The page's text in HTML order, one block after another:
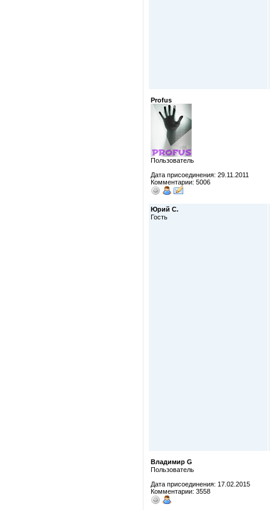
Profus
Пользователь
Дата присоединения: 29.11.2011
Комментарии: 5006
Юрий С.
Гость
Владимир G
Пользователь
Дата присоединения: 17.02.2015
Комментарии: 3558